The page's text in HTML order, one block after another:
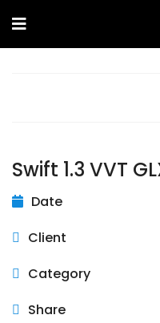
Swift 1.3 VVT
Date
Client
Category
Share